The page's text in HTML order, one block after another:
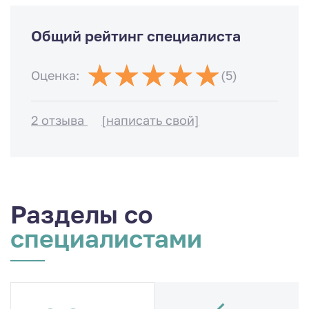
Общий рейтинг специалиста
Оценка: (5)
2 отзыва [написать свой]
Разделы со
специалистами